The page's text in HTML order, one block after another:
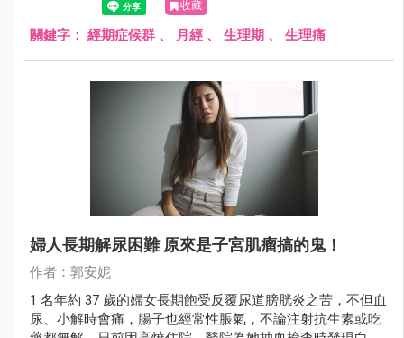
~ 35 歲這個年齡段達到高峰。在這裡，安妮醫師將與大家分
享一些能夠幫助你揮別生理不適、重拾好氣色的建議。
收藏
關鍵字： 經期症候群 、 月經 、 生理期 、 生理痛
婦人長期解尿困難 原來是子宮肌瘤搞的鬼！
作者：郭安妮
1 名年約 37 歲的婦女長期飽受反覆尿道膀胱炎之苦，不但血
尿、小解時會痛，腸子也經常性脹氣，不論注射抗生素或吃